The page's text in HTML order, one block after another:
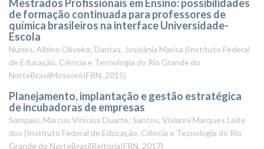
Mestrados Profissionais em Ensino: possibilidades
de formação continuada para professores de
química brasileiros na interface Universidade-
Escola
Nunes, Albino Oliveira; Dantas, Josivânia Marisa (Instituto Federal
de Educação, Ciência e Tecnologia do Rio Grande do
NorteBrasilMossoróIFRN, 2015)
Planejamento, implantação e gestão estratégica
de incubadoras de empresas
Sampaio, Marcus Vinícius Duarte; Santos, Vivianni Marques Leite
dos (Instituto Federal de Educação, Ciência e Tecnologia do Rio
Grande do NorteBrasilReitoriaIFRN, 2017)